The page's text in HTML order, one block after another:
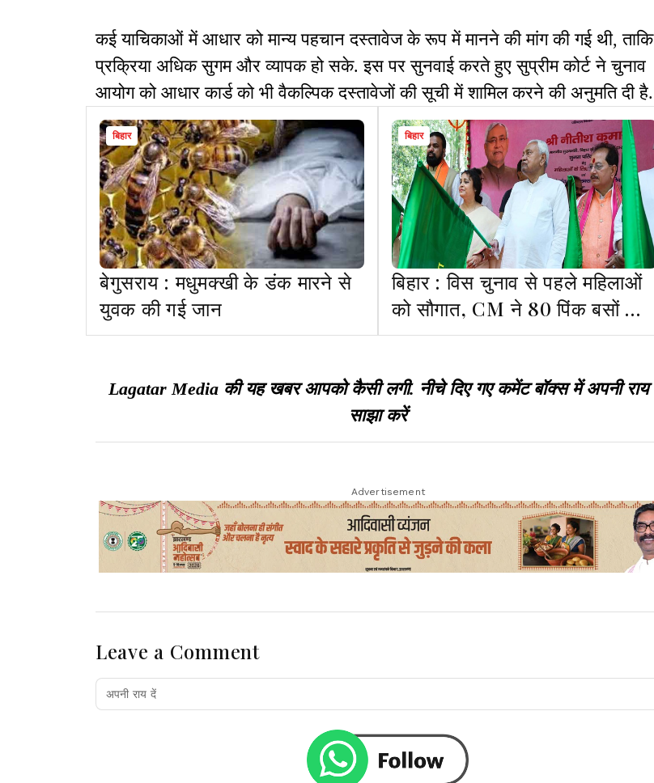
कई याचिकाओं में आधार को मान्य पहचान दस्तावेज के रूप में मानने की मांग की गई थी, ताकि
प्रक्रिया अधिक सुगम और व्यापक हो सके. इस पर सुनवाई करते हुए सुप्रीम कोर्ट ने चुनाव
आयोग को आधार कार्ड को भी वैकल्पिक दस्तावेजों की सूची में शामिल करने की अनुमति दी है.
बिहार
बेगुसराय : मधुमक्खी के डंक मारने से
युवक की गई जान
बिहार
बिहार : विस चुनाव से पहले महिलाओं
को सौगात, CM ने 80 पिंक बसों को
दिखाई हरी झंडी
Lagatar Media की यह खबर आपको कैसी लगी. नीचे दिए गए कमेंट बॉक्स में अपनी राय
साझा करें
Advertisement
Leave a Comment